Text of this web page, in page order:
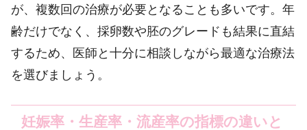
が、複数回の治療が必要となることも多いです。年
齢だけでなく、採卵数や胚のグレードも結果に直結
するため、医師と十分に相談しながら最適な治療法
を選びましょう。
妊娠率・生産率・流産率の指標の違いと